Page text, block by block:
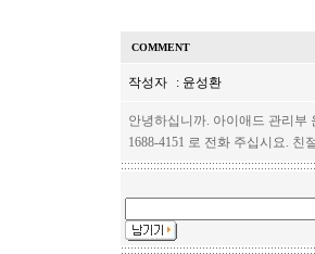
COMMENT
작성자 : 윤성환
안녕하십니까. 아이애드 관리부
1688-4151 로 전화 주십시요.